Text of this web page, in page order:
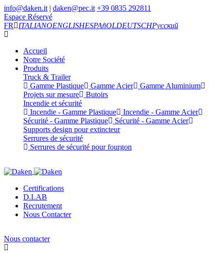
info@daken.it | daken@pec.it +39 0835 292811
Espace Réservé
FR
ITALIANOENGLISHESPAñOLDEUTSCHРусский
Accueil
Notre Société
Produits
Truck & Trailer
Gamme Plastique
Gamme Acier
Gamme Aluminium
Projets sur mesure
Butoirs
Incendie et sécurité
Incendie - Gamme Plastique
Incendie - Gamme Acier
Sécurité - Gamme Plastique
Sécurité - Gamme Acier
Supports design pour extincteur
Serrures de sécurité
Serrures de sécurité pour fourgon
Certifications
D.LAB
Recrutement
Nous Contacter
Nous contacter